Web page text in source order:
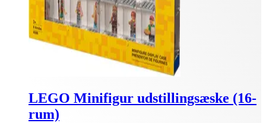
LEGO Minifigur udstillingsæske (16-
rum)